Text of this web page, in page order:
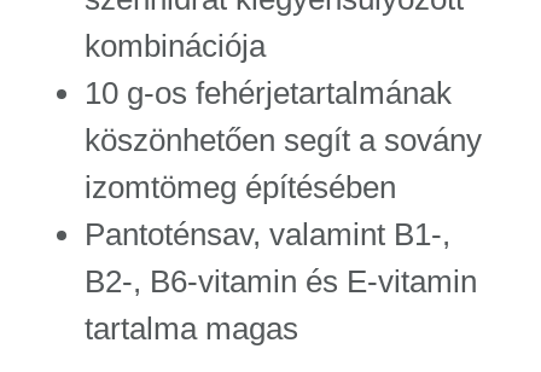
kombinációja
10 g-os fehérjetartalmának
köszönhetően segít a sovány
izomtömeg építésében
Pantoténsav, valamint B1-,
B2-, B6-vitamin és E-vitamin
tartalma magas